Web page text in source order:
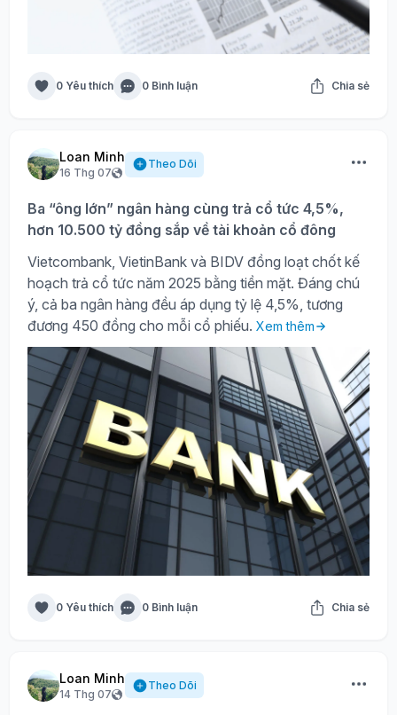
0 Yêu thích 0 Bình luận Chia sẻ
Loan Minh
16 Thg 07
Theo Dõi
Ba “ông lớn” ngân hàng cùng trả cổ tức 4,5%,
hơn 10.500 tỷ đồng sắp về tài khoản cổ đông
Vietcombank, VietinBank và BIDV đồng loạt chốt kế
hoạch trả cổ tức năm 2025 bằng tiền mặt. Đáng chú
ý, cả ba ngân hàng đều áp dụng tỷ lệ 4,5%, tương
đương 450 đồng cho mỗi cổ phiếu. Xem thêm
0 Yêu thích 0 Bình luận Chia sẻ
Loan Minh
14 Thg 07
Theo Dõi